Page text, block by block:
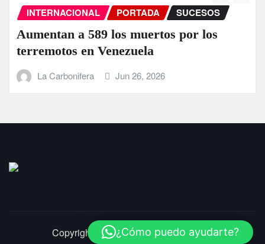
INTERNACIONAL PORTADA SUCESOS
EEUU anuncia una ayuda de 130
millones para Venezuela tras el doble
¿Cómo puedo ayudarte?